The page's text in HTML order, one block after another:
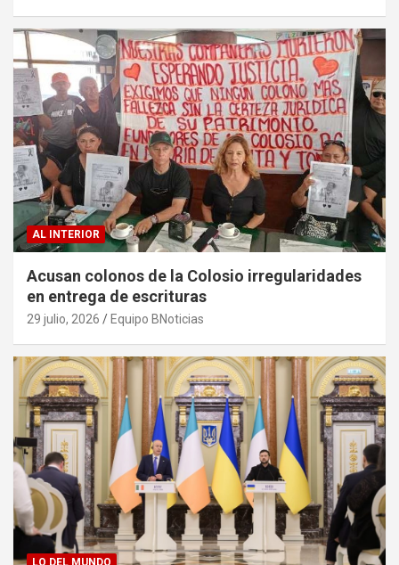
AL INTERIOR
Acusan colonos de la Colosio irregularidades
en entrega de escrituras
29 julio, 2026 Equipo BNoticias
LO DEL MUNDO